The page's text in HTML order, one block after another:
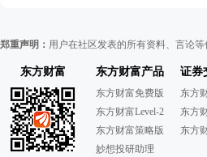
郑重声明： 用户在社区发表的所有资料、言论
东方财富 东方财富产品
东方财富免费版
东方财富Level-2
东方财富策略版
妙想投研助理
证券
东方
东方
东方